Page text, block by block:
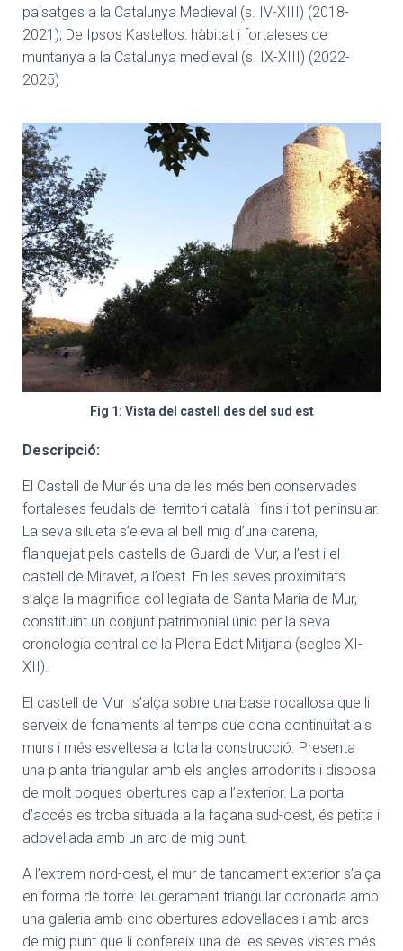
paisatges a la Catalunya Medieval (s. IV-XIII) (2018-
2021); De Ipsos Kastellos: hàbitat i fortaleses de
muntanya a la Catalunya medieval (s. IX-XIII) (2022-
2025)
Fig 1: Vista del castell des del sud est
Descripció:
El Castell de Mur és una de les més ben conservades
fortaleses feudals del territori català i fins i tot peninsular.
La seva silueta s’eleva al bell mig d’una carena,
flanquejat pels castells de Guardi de Mur, a l’est i el
castell de Miravet, a l’oest. En les seves proximitats
s’alça la magnifica col·legiata de Santa Maria de Mur,
constituint un conjunt patrimonial únic per la seva
cronologia central de la Plena Edat Mitjana (segles XI-
XII).
El castell de Mur s’alça sobre una base rocallosa que li
serveix de fonaments al temps que dona continuïtat als
murs i més esveltesa a tota la construcció. Presenta
una planta triangular amb els angles arrodonits i disposa
de molt poques obertures cap a l’exterior. La porta
d’accés es troba situada a la façana sud-oest, és petita i
adovellada amb un arc de mig punt.
A l’extrem nord-oest, el mur de tancament exterior s’alça
en forma de torre lleugerament triangular coronada amb
una galeria amb cinc obertures adovellades i amb arcs
de mig punt que li confereix una de les seves vistes més